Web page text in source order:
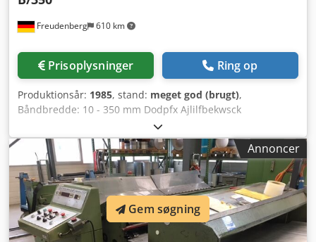
Freudenberg 610 km
Prisoplysninger Ring op
Produktionsår: 1985, stand: meget god (brugt),
Båndbredde: 10 - 350 mm Dodpfx Ajlilfbekwsck
Båndtykkelse: 0,2 - 2 mm Antal snit/båndtykkelse: 25/0,5
mm Coilvægt: maks. 1 t
Annoncer
Gem søgning